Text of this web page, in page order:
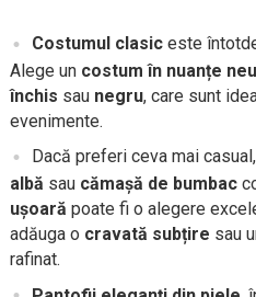
Costumul clasiceste
Alege un costum în nuanțe
închis sau negru, care sunt
evenimente.
Dacă preferi ceva mai
albă sau cămașă de bumbac
ușoară poate fi o alegere
adăuga o cravată subțire sau
rafinat.